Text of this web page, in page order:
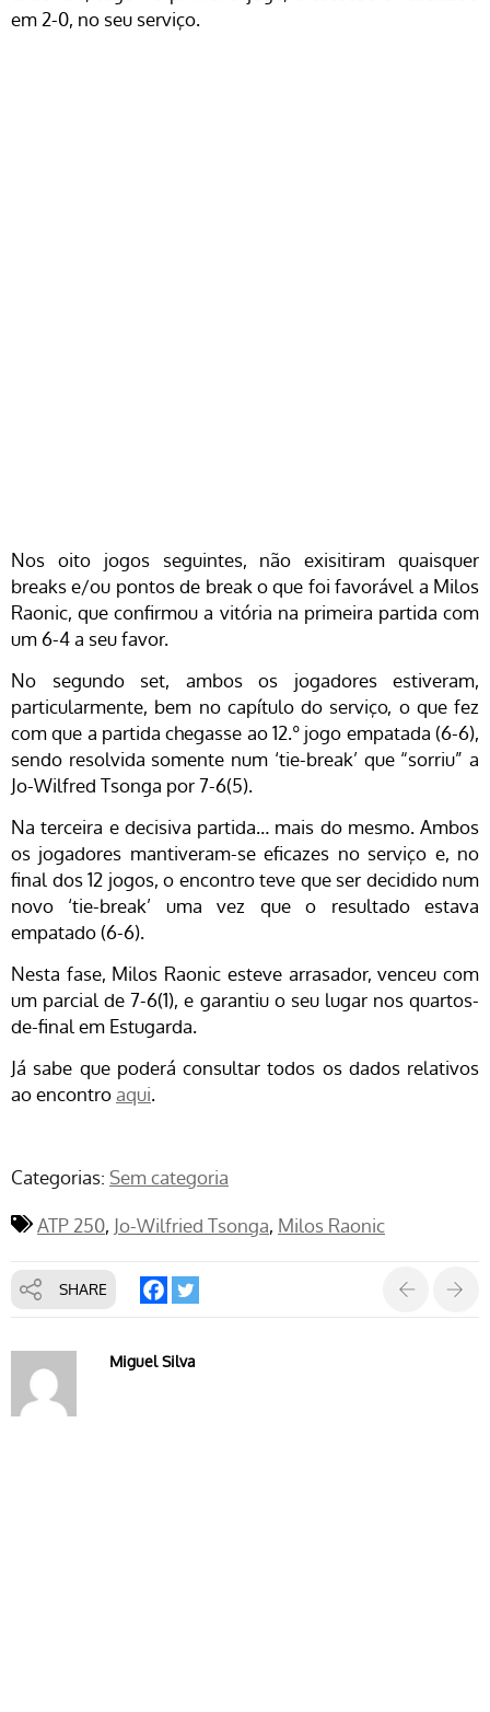
em 2-0, no seu serviço.
Nos oito jogos seguintes, não exisitiram quaisquer
breaks e/ou pontos de break o que foi favorável a Milos
Raonic, que confirmou a vitória na primeira partida com
um 6-4 a seu favor.
No segundo set, ambos os jogadores estiveram,
particularmente, bem no capítulo do serviço, o que fez
com que a partida chegasse ao 12.º jogo empatada (6-6),
sendo resolvida somente num ‘tie-break’ que “sorriu” a
Jo-Wilfred Tsonga por 7-6(5).
Na terceira e decisiva partida… mais do mesmo. Ambos
os jogadores mantiveram-se eficazes no serviço e, no
final dos 12 jogos, o encontro teve que ser decidido num
novo ‘tie-break’ uma vez que o resultado estava
empatado (6-6).
Nesta fase, Milos Raonic esteve arrasador, venceu com
um parcial de 7-6(1), e garantiu o seu lugar nos quartos-
de-final em Estugarda.
Já sabe que poderá consultar todos os dados relativos
ao encontroaqui.
Categorias: Sem categoria
ATP 250 Jo-Wilfried Tsonga Milos Raonic
SHARE
Miguel Silva